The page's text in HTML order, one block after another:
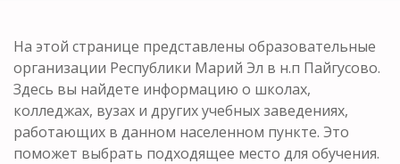
На этой странице представлены образовательные
организации Республики Марий Эл в н.п Пайгусово.
Здесь вы найдете информацию о школах,
колледжах, вузах и других учебных заведениях,
работающих в данном населенном пункте. Это
поможет выбрать подходящее место для обучения.